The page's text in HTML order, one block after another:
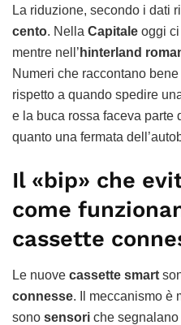
La riduzione, secondo i dati
cento. Nella Capitale oggi
mentre nell’ hinterland
Numeri che raccontano
rispetto a quando spedire
e la buca rossa faceva parte
quanto una fermata
Il «bip» che
come
cassette
Le nuove cassette smart
connesse. Il meccanismo è
sono sensori che